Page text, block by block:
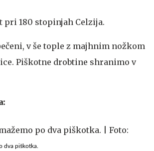
pri 180 stopinjah Celzija.
v še tople z majhnim nožkom
Piškotne drobtine shranimo v
dva piškotka.